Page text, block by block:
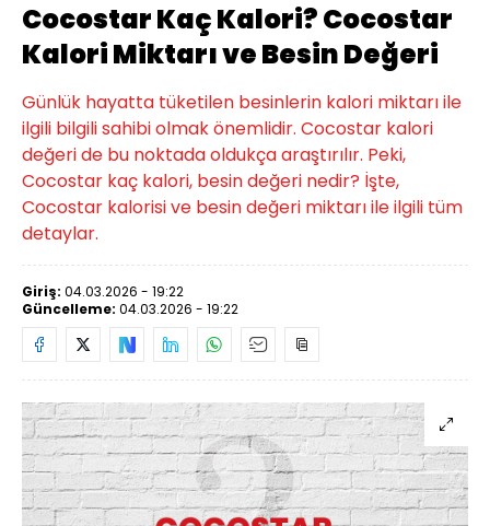
Cocostar Kaç Kalori? Cocostar
Kalori Miktarı ve Besin Değeri
Günlük hayatta tüketilen besinlerin kalori miktarı ile
ilgili bilgili sahibi olmak önemlidir. Cocostar kalori
değeri de bu noktada oldukça araştırılır. Peki,
Cocostar kaç kalori, besin değeri nedir? İşte,
Cocostar kalorisi ve besin değeri miktarı ile ilgili tüm
detaylar.
Giriş: 04.03.2026 - 19:22
Güncelleme: 04.03.2026 - 19:22